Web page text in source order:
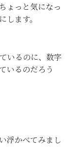
ょっと気になっ
ます。
いるのに、数字
いるのだろう
浮かべてみまし